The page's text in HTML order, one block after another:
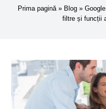
Prima pagină» Blog »
filtre și funcții